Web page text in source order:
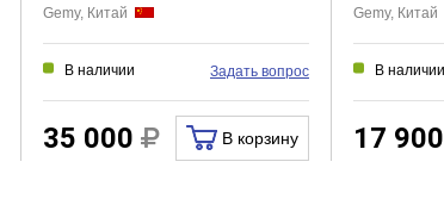
Gemy, Китай
В наличии Задать вопрос
35 000 В корзину
Gemy, Китай
В наличии
17 900